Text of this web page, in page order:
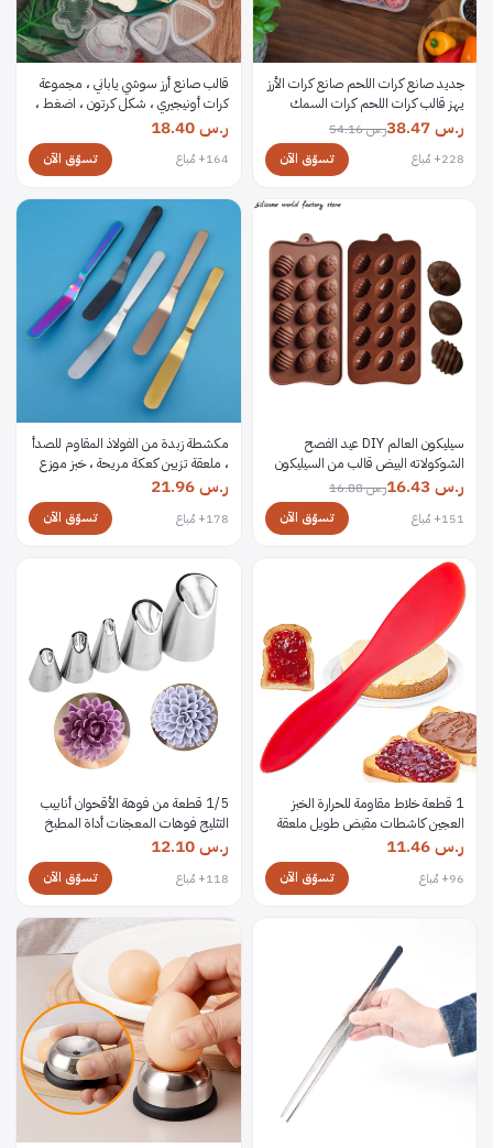
جديد صانع كرات اللحم صانع كرات الأرز
يهز قالب كرات اللحم كرات السمك
كرات اللحم البقري قالب أدوات اللحوم
اكسسوارات المطبخ الأدوات
54.16ر.س38.47ر.س
228+ مُباع تسوّق الآن
قالب صانع أرز سوشي ياباني ، مجموعة
كرات أونيجيري ، شكل كرتون ، اضغط ،
أدوات ذاتية الصنع ، أدوات مطبخ ،
ملحقات
18.40ر.س
164+ مُباع تسوّق الآن
سيليكون العالم DIY عيد الفصح
الشوكولاته البيض قالب من السيليكون
غير لاصق تزيين الكعكة الخبز قالب
الحلوى سيليكون 3D قالب أداة المطبخ
16.88ر.س16.43ر.س
151+ مُباع تسوّق الآن
مكشطة زبدة من الفولاذ المقاوم للصدأ
، ملعقة تزيين كعكة مريحة ، خبز موزع
بوصات
21.96ر.س
178+ مُباع تسوّق الآن
1 قطعة خلاط مقاومة للحرارة الخبز
العجين كاشطات مقبض طويل ملعقة
كعكة كريم أدوات الحلويات أدوات
المطبخ البلاستيك
11.46ر.س
96+ مُباع تسوّق الآن
1/5 قطعة من فوهة الأقحوان أنابيب
التثليج فوهات المعجنات أداة المطبخ
ملحقات الخبز صنع أدوات تزيين الكعك
12.10ر.س
118+ مُباع تسوّق الآن